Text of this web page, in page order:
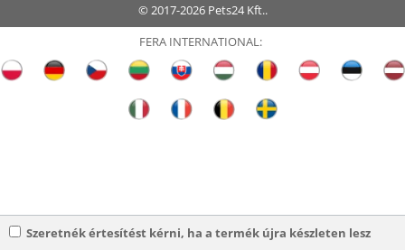
Szeretnék értesítést kérni, ha a termék újra készleten lesz
© 2017-2026 Pets24 Kft..
FERA INTERNATIONAL: